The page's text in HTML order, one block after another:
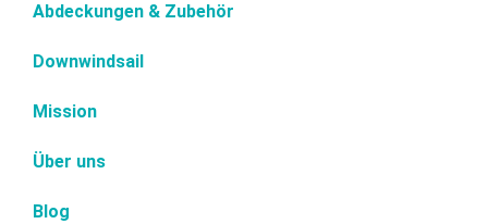
Abdeckungen & Zubehör
Downwindsail
Mission
Über uns
Blog